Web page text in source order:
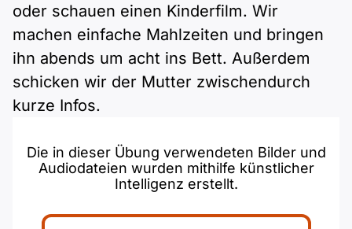
oder schauen einen Kinderfilm. Wir
machen einfache Mahlzeiten und bringen
ihn abends um acht ins Bett. Außerdem
schicken wir der Mutter zwischendurch
kurze Infos.
Die in dieser Übung verwendeten Bilder und
Audiodateien wurden mithilfe künstlicher
Intelligenz erstellt.